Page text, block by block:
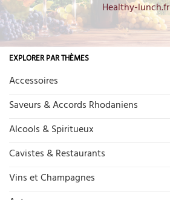
Healthy-lunch.fr
EXPLORER PAR THÈMES
Accessoires
Saveurs & Accords Rhodaniens
Alcools & Spiritueux
Cavistes & Restaurants
Vins et Champagnes